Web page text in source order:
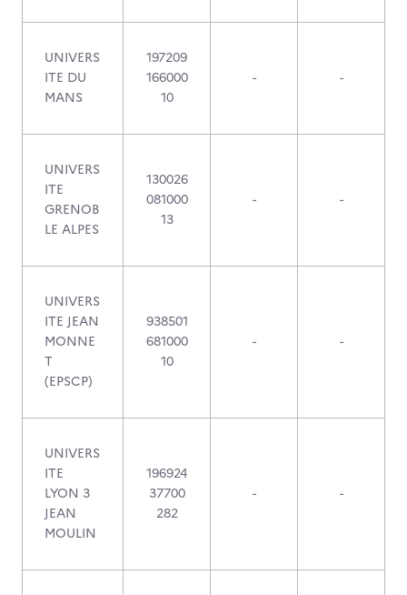
UNIVERS
ITE DU
MANS
197209
166000
10
- -
UNIVERS
ITE
GRENOB
LE ALPES
130026
081000
13
- -
UNIVERS
ITE JEAN
MONNE
T
(EPSCP)
938501
681000
10
- -
UNIVERS
ITE
LYON 3
JEAN
MOULIN
196924
37700
282
- -